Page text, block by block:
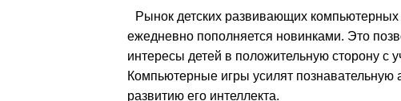
Рынок детских развивающих компьютерных
ежедневно пополняется новинками. Это
интересы детей в положительную сторону с
Компьютерные игры усилят познавательную
развитию его интеллекта.